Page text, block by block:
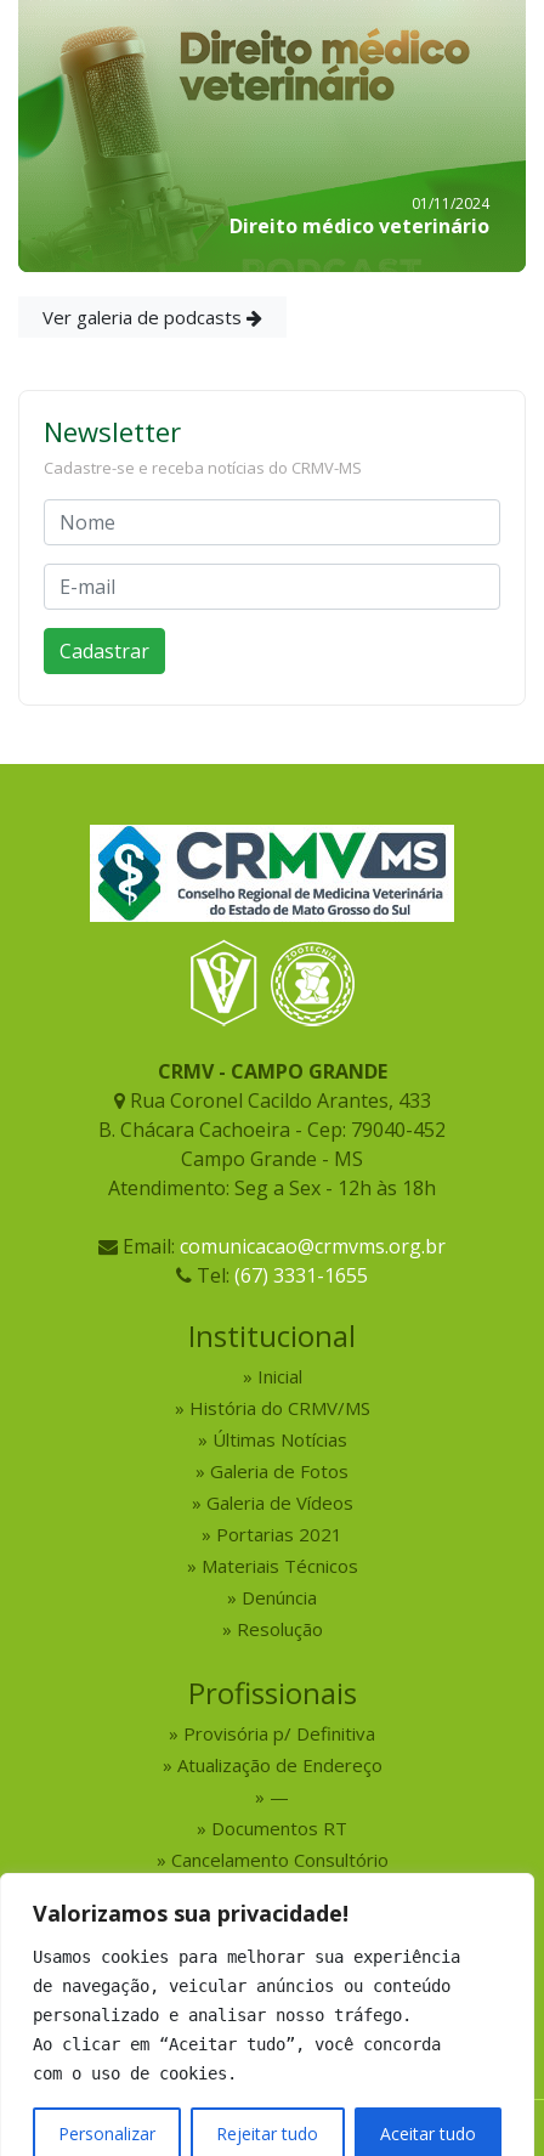
Valorizamos sua privacidade!
Usamos cookies para melhorar sua experiência
de navegação, veicular anúncios ou conteúdo
personalizado e analisar nosso tráfego.
Ao clicar em “Aceitar tudo”, você concorda
com o uso de cookies.
Personalizar Rejeitar tudo Aceitar tudo
01/11/2024
Direito médico veterinário
Ver galeria de podcasts
Newsletter
Cadastre-se e receba notícias do CRMV-MS
CRMV - CAMPO GRANDE
Rua Coronel Cacildo Arantes, 433
B. Chácara Cachoeira - Cep: 79040-452
Campo Grande - MS
Atendimento: Seg a Sex - 12h às 18h
Email: comunicacao@crmvms.org.br
Tel: (67) 3331-1655
Institucional
Inicial
História do CRMV/MS
Últimas Notícias
Galeria de Fotos
Galeria de Vídeos
Portarias 2021
Materiais Técnicos
Denúncia
Resolução
Profissionais
Provisória p/ Definitiva
Atualização de Endereço
—
Documentos RT
Cancelamento Consultório
Serviços
Busca por Profissionais
Busca por Empresas
Números do CRMV-MS
Copyright 2019 CRMV-MS - Todos os direitos Reservados.